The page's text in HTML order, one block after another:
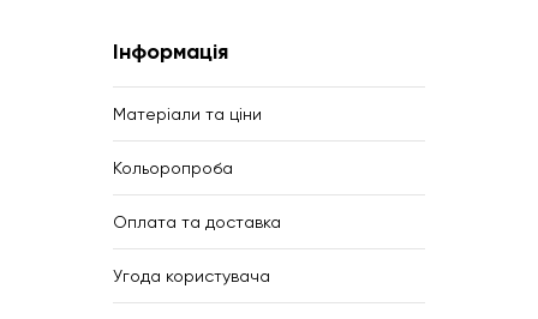
Інформація
Матеріали та ціни
Кольоропроба
Оплата та доставка
Угода користувача